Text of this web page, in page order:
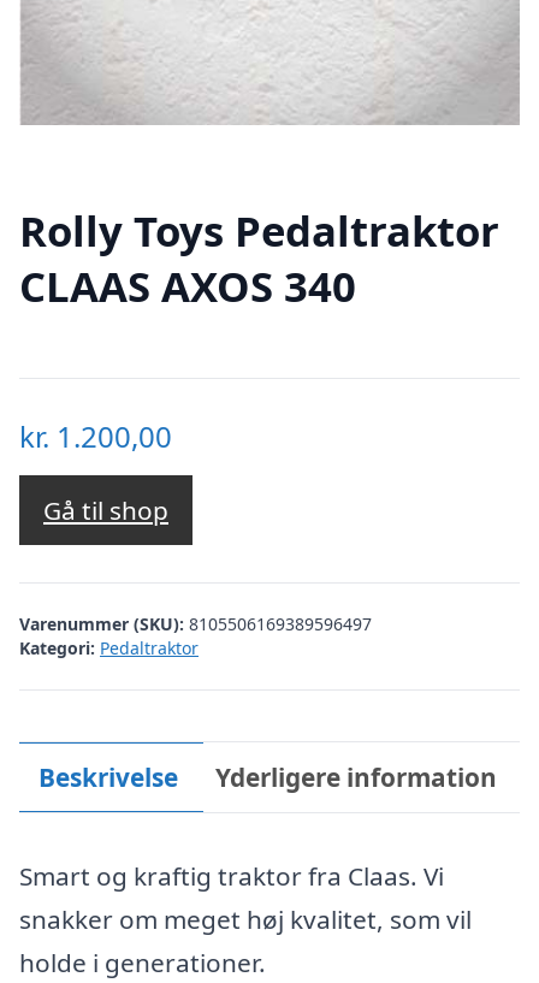
Rolly Toys Pedaltraktor
CLAAS AXOS 340
kr. 1.200,00
Gå til shop
Varenummer (SKU): 8105506169389596497
Kategori: Pedaltraktor
Beskrivelse Yderligere information
Smart og kraftig traktor fra Claas. Vi
snakker om meget høj kvalitet, som vil
holde i generationer.